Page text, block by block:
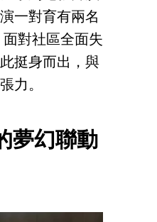
一對育有兩名
對社區全面失
挺身而出，與
力。
夢幻聯動